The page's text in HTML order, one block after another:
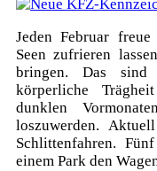
Jeden Februar
Seen zufrieren
bringen. Das sind
körperliche
dunklen
loszuwerden.
Schlittenfahren.
einem Park den